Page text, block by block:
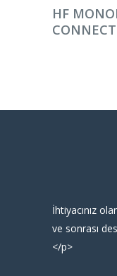
DEVAMINI
HF
İhtiyacınız
ve sonrası
</p>